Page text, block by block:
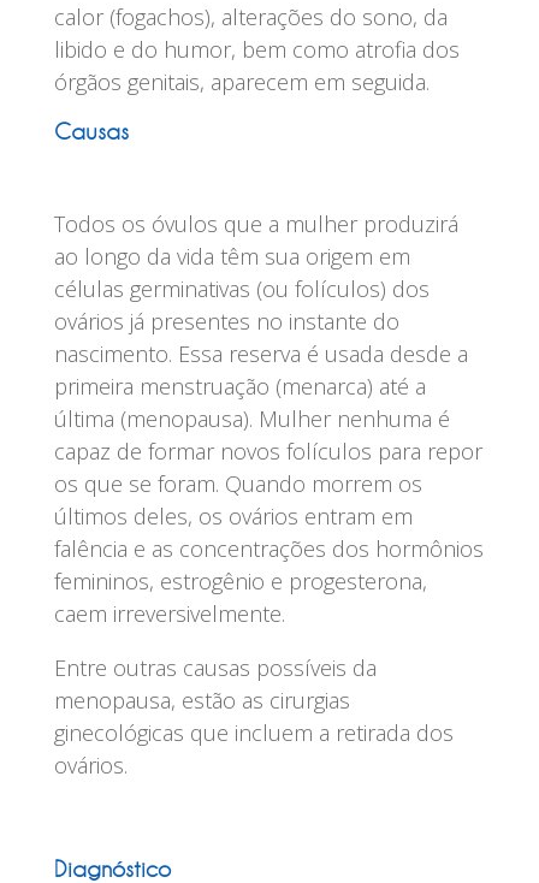
calor (fogachos), alterações do sono, da
libido e do humor, bem como atrofia dos
órgãos genitais, aparecem em seguida.
Causas
Todos os óvulos que a mulher produzirá
ao longo da vida têm sua origem em
células germinativas (ou folículos) dos
ovários já presentes no instante do
nascimento. Essa reserva é usada desde a
primeira menstruação (menarca) até a
última (menopausa). Mulher nenhuma é
capaz de formar novos folículos para repor
os que se foram. Quando morrem os
últimos deles, os ovários entram em
falência e as concentrações dos hormônios
femininos, estrogênio e progesterona,
caem irreversivelmente.
Entre outras causas possíveis da
menopausa, estão as cirurgias
ginecológicas que incluem a retirada dos
ovários.
Diagnóstico